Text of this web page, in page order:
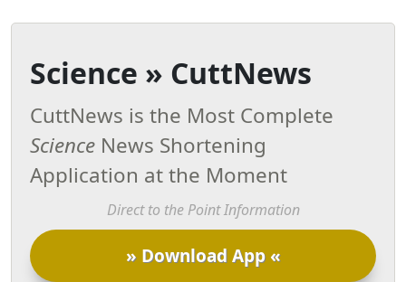
Science » CuttNews
CuttNews is the Most Complete
Science News Shortening
Application at the Moment
Direct to the Point Information
» Download App «